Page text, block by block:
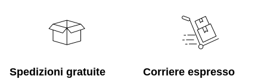
Spedizioni gratuite Corriere espresso